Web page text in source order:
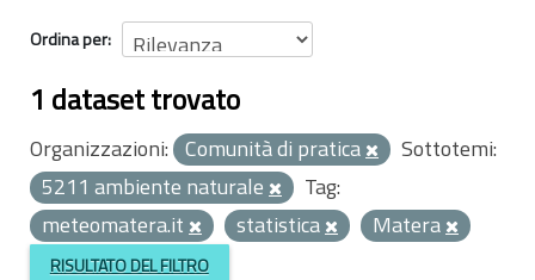
Ordina per
1 dataset trovato
Organizzazioni: Comunità di pratica
Sottotemi:
5211 ambiente naturale
Tag:
meteomatera.it
statistica Matera
RISULTATO DEL FILTRO